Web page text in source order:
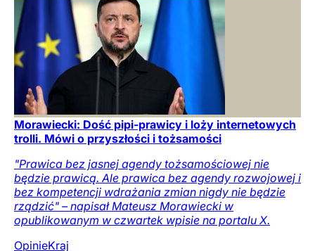
Morawiecki: Dość pipi-prawicy i loży internetowych
trolli. Mówi o przyszłości i tożsamości
"Prawica bez jasnej agendy tożsamościowej nie
będzie prawicą. Ale prawica bez agendy rozwojowej i
bez kompetencji wdrażania zmian nigdy nie będzie
rządzić" – napisał Mateusz Morawiecki w
opublikowanym w czwartek wpisie na portalu X.
OpinieKraj